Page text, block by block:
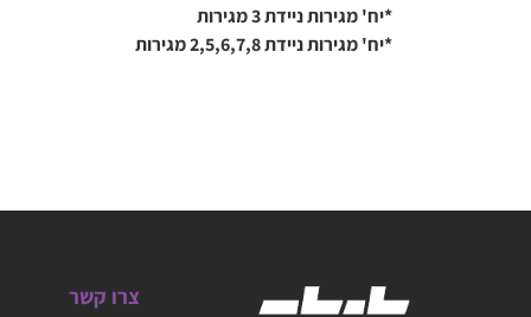
*יח' מגירות ניידת 3 מגירות
*יח' מגירות ניידת 2,5,6,7,8 מגירות
צרו קשר